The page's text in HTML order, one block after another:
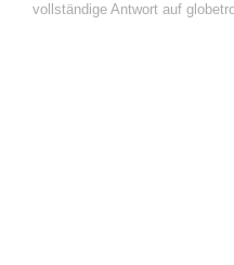
vollständige Antwort auf